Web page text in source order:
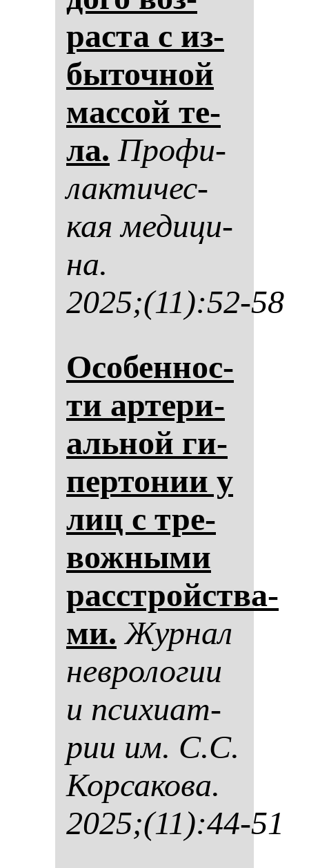
рас­та с из­
бы­точ­ной
мас­сой те­
ла. Про­фи­
лак­ти­чес­
кая ме­ди­ци­
на.
2025;(11):52-58
Осо­бен­нос­
ти ар­те­ри­
аль­ной ги­
пер­то­нии у
лиц с тре­
вож­ны­ми
расстройства­
ми. Жур­нал
нев­ро­ло­гии
и пси­хи­ат­
рии им. С.С.
Кор­са­ко­ва.
2025;(11):44-51